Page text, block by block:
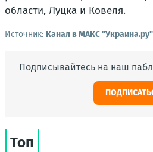
области, Луцка и Ковеля.
Источник: Канал в МАКС "Украина.ру"
Подписывайтесь на наш
Топ